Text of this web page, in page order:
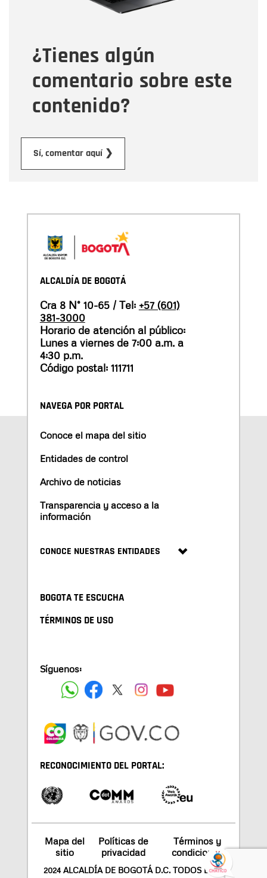
¿Tienes algún
comentario sobre este
contenido?
Sí, comentar aquí ❯
Tipo de comentario
Mensaje
ALCALDÍA DE BOGOTÁ
Cra 8 N° 10-65 / Tel: +57 (601)
381-3000
Horario de atención al público:
Lunes a viernes de 7:00 a.m. a
4:30 p.m.
Código postal: 111711
NAVEGA POR PORTAL
Conoce el mapa del sitio
Entidades de control
Archivo de noticias
Transparencia y acceso a la
información
CONOCE NUESTRAS ENTIDADES
BOGOTA TE ESCUCHA
TÉRMINOS DE USO
Síguenos:
RECONOCIMIENTO DEL PORTAL:
Mapa del
sitio
Políticas de
privacidad
Términos y
condiciones
2024 ALCALDÍA DE BOGOTÁ D.C. TODOS LOS